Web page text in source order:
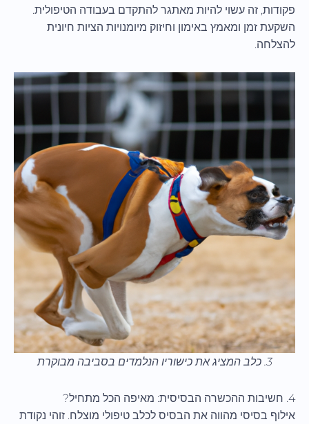
פקודות, זה עשוי להיות מאתגר להתקדם בעבודה הטיפולית.
השקעת זמן ומאמץ באימון וחיזוק מיומנויות הציות חיונית
להצלחה.
3. כלב המציג את כישוריו הנלמדים בסביבה מבוקרת
4. חשיבות ההכשרה הבסיסית: מאיפה הכל מתחיל?
אילוף בסיסי מהווה את הבסיס לכלב טיפולי מוצלח. זוהי נקודת